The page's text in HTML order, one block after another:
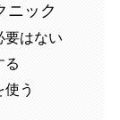
ニック
要はない
る
う